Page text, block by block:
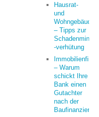
Hausrat-
und
– Tipps zur
-verhütung
– Warum
schickt Ihre
Bank einen
Gutachter
nach der